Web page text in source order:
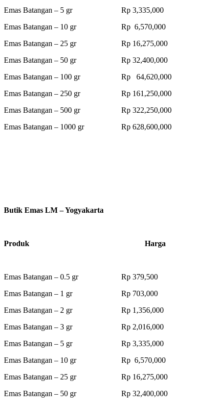
Emas Batangan – 5 gr Rp 3,335,000
Emas Batangan – 10 gr Rp 6,570,000
Emas Batangan – 25 gr Rp 16,275,000
Emas Batangan – 50 gr Rp 32,400,000
Emas Batangan – 100 gr Rp 64,620,000
Emas Batangan – 250 gr Rp 161,250,000
Emas Batangan – 500 gr Rp 322,250,000
Emas Batangan – 1000 gr Rp 628,600,000
Butik Emas LM – Yogyakarta
Produk Harga
Emas Batangan – 0.5 gr Rp 379,500
Emas Batangan – 1 gr Rp 703,000
Emas Batangan – 2 gr Rp 1,356,000
Emas Batangan – 3 gr Rp 2,016,000
Emas Batangan – 5 gr Rp 3,335,000
Emas Batangan – 10 gr Rp 6,570,000
Emas Batangan – 25 gr Rp 16,275,000
Emas Batangan – 50 gr Rp 32,400,000